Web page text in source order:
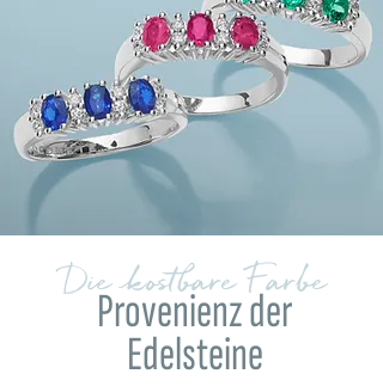
Die kostbare Farbe
Provenienz der
Edelsteine